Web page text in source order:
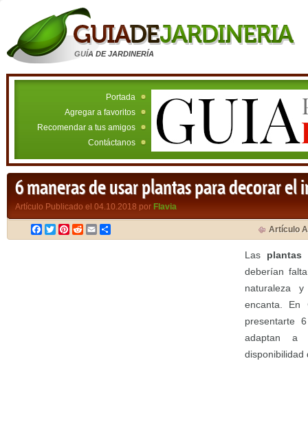
GUÍA DE JARDINERÍA
Portada
Agregar a favoritos
Recomendar a tus amigos
Contáctanos
6 maneras de usar plantas para decorar el
Artículo Publicado el 04.10.2018 por Flavia
Facebook
TwitterPinterest
RedditEmail Artículo
Las plantas
deberían
naturaleza
encanta. En
presentarte
adaptan a
disponibilidad